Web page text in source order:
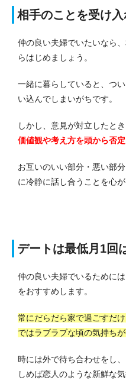
相手のことを受け入
仲の良い夫婦でいたいなら
らはじめましょう。
一緒に暮らしていると、つ
い込んでしまいがちです。
しかし、意見が対立したと
価値観や考え方を頭から否
お互いのいい部分・悪い部
に冷静に話し合うことを心が
デートは最低月1回
仲の良い夫婦でいるために
をおすすめします。
常にだらだら家で過ごすだ
ではラブラブな頃の気持ち
時には外で待ち合わせをし
しめば恋人のような新鮮な